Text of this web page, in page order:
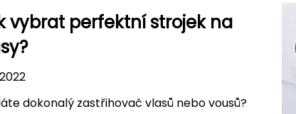
vybrat perfektní strojek na
dokonalý zastřihovač vlasů nebo vousů?